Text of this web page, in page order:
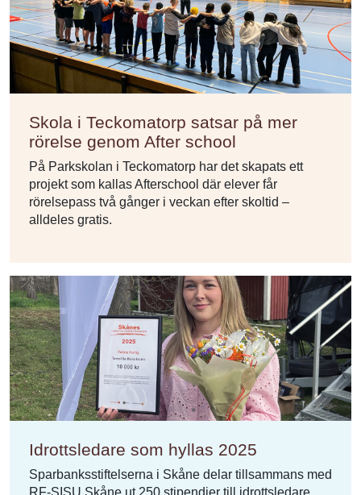
Skola i Teckomatorp satsar på mer
rörelse genom After school
På Parkskolan i Teckomatorp har det skapats ett
projekt som kallas Afterschool där elever får
rörelsepass två gånger i veckan efter skoltid –
alldeles gratis.
Idrottsledare som hyllas 2025
Sparbanksstiftelserna i Skåne delar tillsammans med
RF-SISU Skåne ut 250 stipendier till idrottsledare